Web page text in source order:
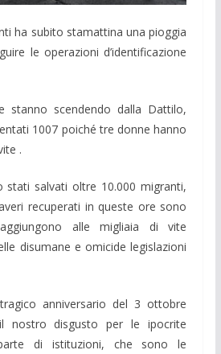
ha subito stamattina una pioggia
le operazioni d’identificazione
stanno scendendo dalla Dattilo,
1007 poiché tre donne hanno
.
stati salvati oltre 10.000 migranti,
recuperati in queste ore sono
alle migliaia di vite
disumane e omicide legislazioni
anniversario del 3 ottobre
nostro disgusto per le ipocrite
di istituzioni, che sono le